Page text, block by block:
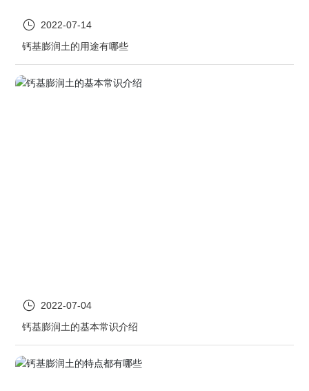
2022-07-14
钙基膨润土的用途有哪些
2022-07-04
钙基膨润土的基本常识介绍